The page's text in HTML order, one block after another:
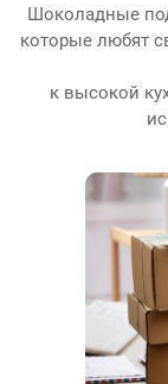
Шоколадные
которые любят
к высокой